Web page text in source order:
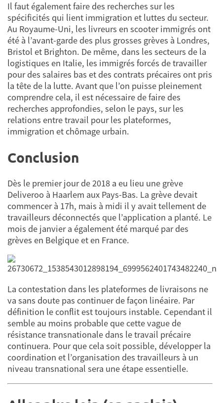
Il faut également faire des recherches sur les
spécificités qui lient immigration et luttes du secteur.
Au Royaume-Uni, les livreurs en scooter immigrés ont
été à l’avant-garde des plus grosses grèves à Londres,
Bristol et Brighton. De même, dans les secteurs de la
logistiques en Italie, les immigrés forcés de travailler
pour des salaires bas et des contrats précaires ont pris
la tête de la lutte. Avant que l’on puisse pleinement
comprendre cela, il est nécessaire de faire des
recherches approfondies, selon le pays, sur les
relations entre travail pour les plateformes,
immigration et chômage urbain.
Conclusion
Dès le premier jour de 2018 a eu lieu une grève
Deliveroo à Haarlem aux Pays-Bas. La grève devait
commencer à 17h, mais à midi il y avait tellement de
travailleurs déconnectés que l’application a planté. Le
mois de janvier a également été marqué par des
grèves en Belgique et en France.
La contestation dans les plateformes de livraisons ne
va sans doute pas continuer de façon linéaire. Par
définition le conflit est toujours instable. Cependant il
semble au moins probable que cette vague de
résistance transnationale dans le travail précaire
continuera. Pour que cela soit possible, développer la
coordination et l’organisation des travailleurs à un
niveau transnational sera une étape essentielle.